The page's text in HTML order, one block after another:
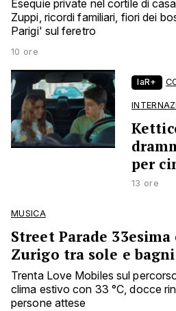
Esequie private nel cortile di
Zuppi, ricordi familiari, fiori dei
Parigi' sul feretro
10 ore
laR+
per
13 ore
MUSICA
Street Parade
Zurigo tra sole e
Trenta Love Mobiles sul
clima estivo con 33 °C, docce
persone attese